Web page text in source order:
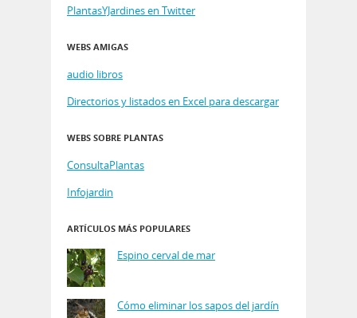
PlantasYJardines en Twitter
WEBS AMIGAS
audio libros
Directorios y listados en Excel para descargar
WEBS SOBRE PLANTAS
ConsultaPlantas
Infojardin
ARTÍCULOS MÁS POPULARES
Espino cerval de mar
Cómo eliminar los sapos del jardín